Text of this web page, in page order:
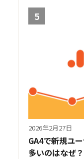
5
2026年2月27日
GA4で新規ユ
多いのはなぜ